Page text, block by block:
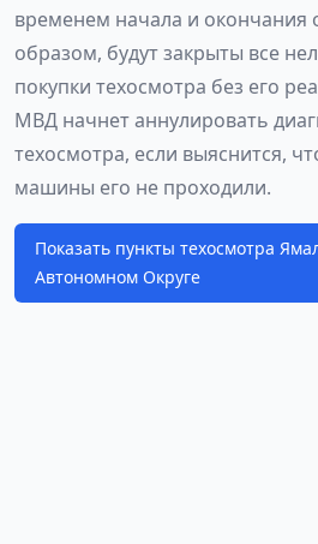
временем начала и окончания
образом, будут закрыты все
покупки техосмотра без его
МВД начнет аннулировать
техосмотра, если выяснится,
машины его не проходили.
Показать пункты техосмотра
Автономном Округе